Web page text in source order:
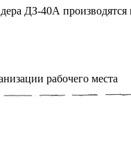
ДЗ-40А
рабочего места